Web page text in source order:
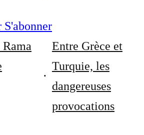
S'abonner
Entre Grèce et
Turquie, les
dangereuses
provocations